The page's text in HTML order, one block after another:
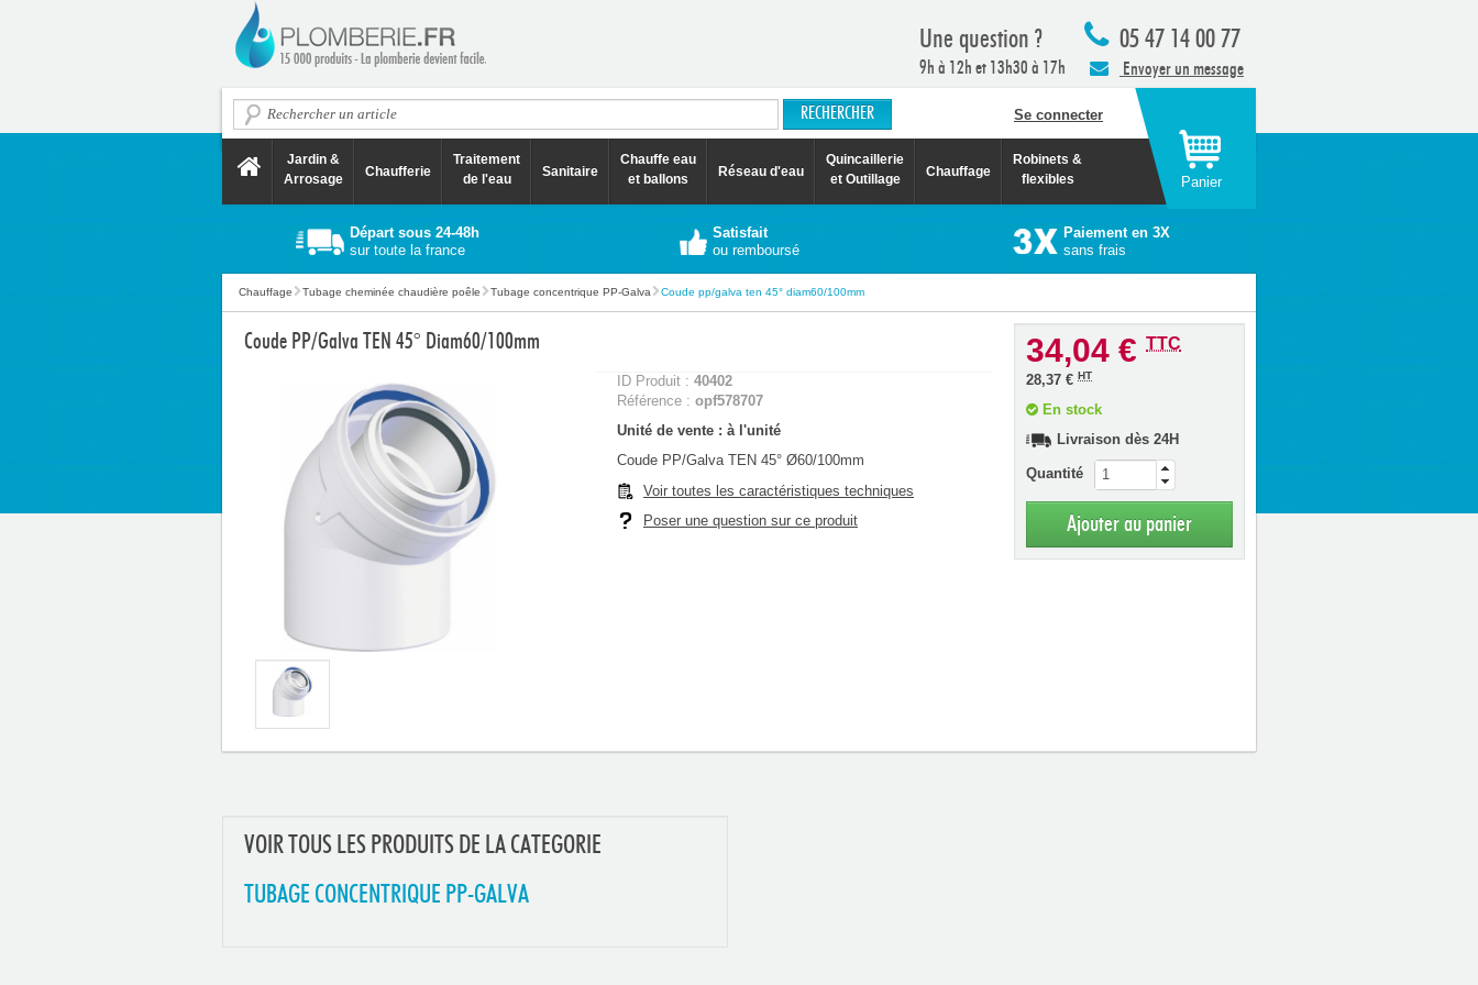
05 47 14 00 77
Envoyer un message
Une question ?
9h à 12h et 13h30 à 17h
Se connecter
Jardin &
Arrosage
Chaufferie
Traitement
de l'eau
Sanitaire
Chauffe eau
et ballons
Réseau d'eau
Quincaillerie
et Outillage
Chauffage
Robinets &
flexibles
Panier
Départ sous 24-48h
sur toute la france
Satisfait
ou remboursé
Paiement en 3X
sans frais
Chauffage Tubage cheminée chaudière poêle Tubage concentrique PP-Galva Coude pp/galva ten 45° diam60/100mm
Coude PP/Galva TEN 45° Diam60/100mm
ID Produit : 40402
Référence : opf578707
Unité de vente : à l'unité
Coude PP/Galva TEN 45° Ø60/100mm
Voir toutes les caractéristiques techniques
Poser une question sur ce produit
34,04 € TTC
28,37 € HT
En stock
Livraison dès 24H
Quantité
Ajouter au panier
VOIR TOUS LES PRODUITS DE LA CATEGORIE
TUBAGE CONCENTRIQUE PP-GALVA